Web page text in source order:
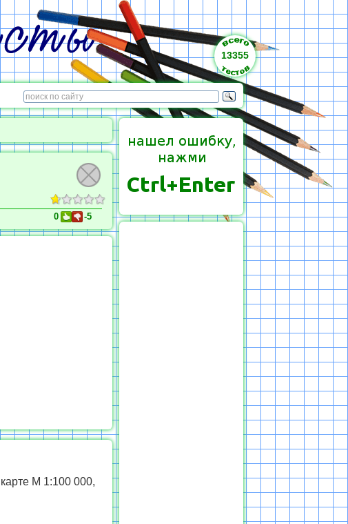
13355
0 -5
М 1:100 000,